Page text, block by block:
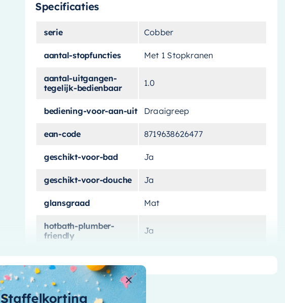
Specificaties
serie Cobber
aantal-stopfuncties Met 1 Stopkranen
aantal-uitgangen-
tegelijk-bedienbaar
1.0
bediening-voor-aan-uit Draaigreep
ean-code 8719638626477
geschikt-voor-bad Ja
geschikt-voor-douche Ja
glansgraad Mat
hotbath-plumber-
friendly
Ja
materiaal Messing
Staffelkorting